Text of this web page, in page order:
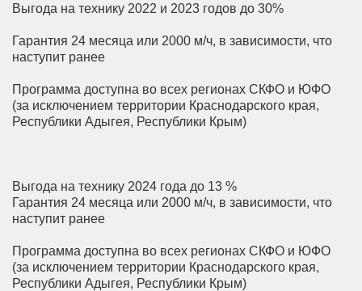
Выгода на технику 2022 и 2023 годов до 30%
Гарантия 24 месяца или 2000 м/ч, в зависимости, что
наступит ранее
Программа доступна во всех регионах СКФО и ЮФО
(за исключением территории Краснодарского края,
Республики Адыгея, Республики Крым)
Выгода на технику 2024 года до 13 %
Гарантия 24 месяца или 2000 м/ч, в зависимости, что
наступит ранее
Программа доступна во всех регионах СКФО и ЮФО
(за исключением территории Краснодарского края,
Республики Адыгея, Республики Крым)